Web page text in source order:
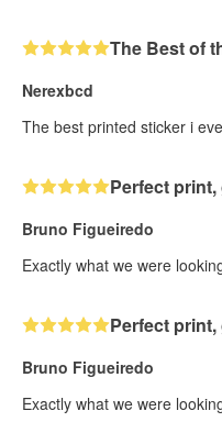
The Best of
Nerexbcd
The best printed sticker i
Perfect
Bruno Figueiredo
Exactly what we were
Perfect
Bruno Figueiredo
Exactly what we were